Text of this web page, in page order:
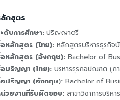
กสูตร
ดับการศึกษา: ปริญญาตรี
หลักสูตร (ไทย): หลักสูตรบริหารธุรกิจ
หลักสูตร (อังกฤษ): Bachelor of
ปริญญา (ไทย): บริหารธุรกิจบัณฑิต (กา
อปริญญา (อังกฤษ): Bachelor of
วยงานที่รับผิดชอบ: สาขาวิชาการบริห